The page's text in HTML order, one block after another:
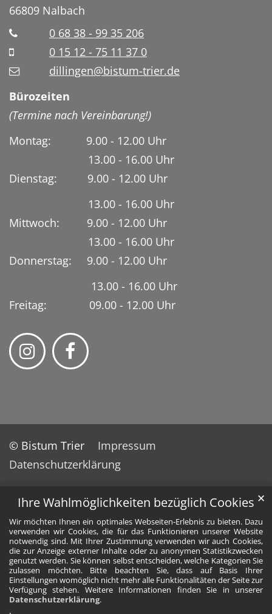
Ihre Wahlmöglichkeiten bezüglich Cookies
Wir möchten Ihnen ein optimales Webseiten-Erlebnis zu bieten. Dazu
verwenden wir Cookies, die für das Funktionieren unserer Website
notwendig sind. Mit Ihrer Zustimmung verwenden wir auch Cookies,
die zur Anzeige externer Inhalte oder zu anonymen Statistikzwecken
genutzt werden. Sie können selbst entscheiden, welche Kategorien Sie
zulassen möchten. Bitte beachten Sie, dass auf Basis Ihrer
Einstellungen womöglich nicht mehr alle Funktionalitäten der Seite zur
Verfügung stehen. Weitere Informationen finden Sie in unserer
Datenschutzerklärung.
✕
66809 Nalbach
0 68 38 - 99 35 206
0 15 12 - 75 11 37 0
dillingen@bistum-trier.de
Bürozeiten
(Termine nach Vereinbarung!)
Montag: 9.00 - 12.00 Uhr
13.00 - 16.00 Uhr
Dienstag:
9.00 - 12.00 Uhr
13.00 - 16.00 Uhr
Mittwoch: 9.00 - 12.00 Uhr
13.00 - 16.00 Uhr
Donnerstag: 9.00 - 12.00 Uhr
13.00 - 16.00 Uhr
Freitag: 09.00 - 12.00 Uhr
© Bistum Trier
Impressum
Datenschutzerklärung